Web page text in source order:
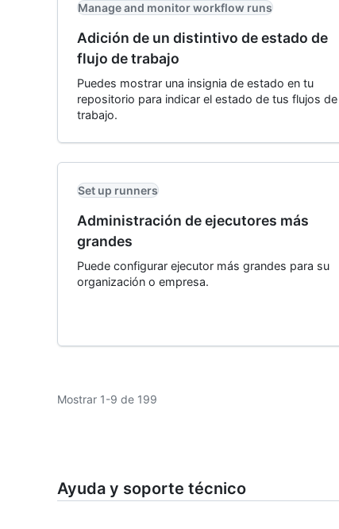
Manage and monitor workflow runs
Adición de un distintivo de estado de
flujo de trabajo
Puedes mostrar una insignia de estado en tu
repositorio para indicar el estado de tus flujos de
trabajo.
Set up runners
Administración de ejecutores más
grandes
Puede configurar ejecutor más grandes para su
organización o empresa.
Mostrar 1-9 de 199
Ayuda y soporte técnico